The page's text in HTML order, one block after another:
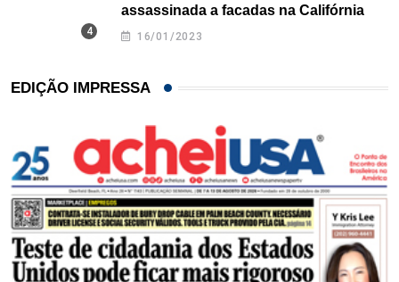
assassinada a facadas na Califórnia
16/01/2023
EDIÇÃO IMPRESSA